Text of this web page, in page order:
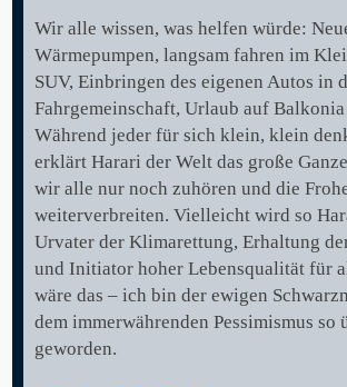
Wir alle wissen, was helfen würde:
Wärmepumpen, langsam fahren im
SUV, Einbringen des eigenen Autos in
Fahrgemeinschaft, Urlaub auf
Während jeder für sich klein, klein
erklärt Harari der Welt das große
wir alle nur noch zuhören und die
weiterverbreiten. Vielleicht wird so
Urvater der Klimarettung, Erhaltung
und Initiator hoher Lebensqualität für
wäre das – ich bin der ewigen
dem immerwährenden Pessimismus so
geworden.